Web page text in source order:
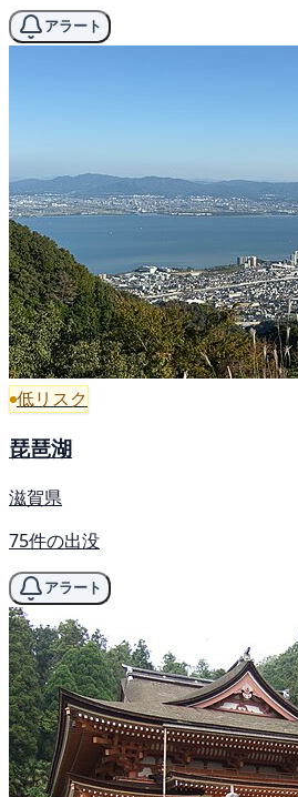
アラート
低リスク
琵琶湖
滋賀県
75件の出没
アラート